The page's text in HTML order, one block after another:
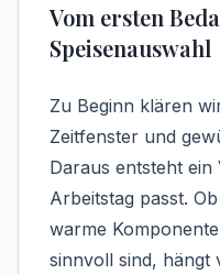
Vom ersten
Speisenauswahl
Zu Beginn klären
Zeitfenster und
Daraus entsteht
Arbeitstag passt.
warme
sinnvoll sind, hängt